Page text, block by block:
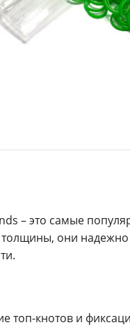
– это самые
они
топ-кнотов и